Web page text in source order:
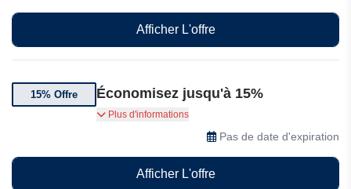
Afficher L'offre
15% Offre Économisez jusqu'à 15%
Jusqu'à 15% de réduction sur une sélection
Plus d'informations
Pas de date d'expiration
Afficher L'offre